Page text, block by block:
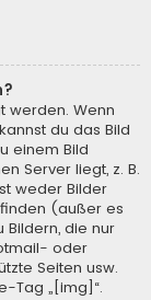
werden. Wenn
du das Bild
einem Bild
Server liegt, z. B.
weder Bilder
(außer es
Bildern, die nur
oder
Seiten usw.
Tag „[img]“.